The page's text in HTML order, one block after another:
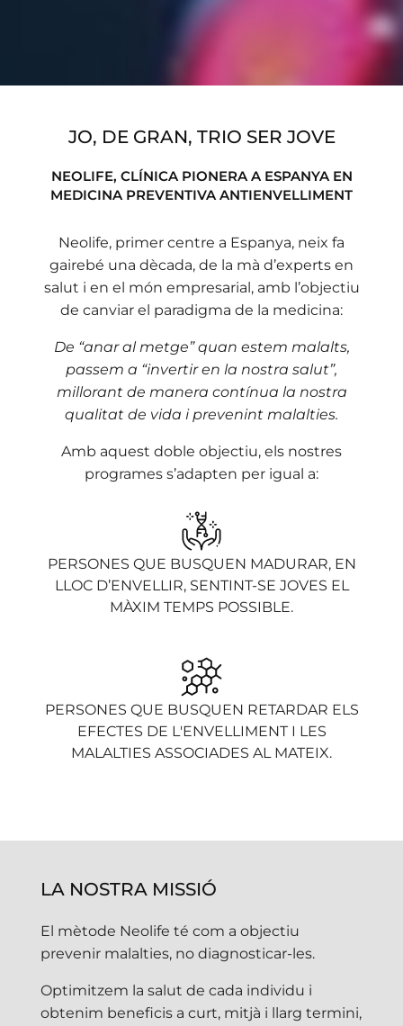
JO, DE GRAN, TRIO SER JOVE
NEOLIFE, CLÍNICA PIONERA A ESPANYA EN
MEDICINA PREVENTIVA ANTIENVELLIMENT
Neolife, primer centre a Espanya, neix fa
gairebé una dècada, de la mà d’experts en
salut i en el món empresarial, amb l’objectiu
de canviar el paradigma de la medicina:
De “anar al metge” quan estem malalts,
passem a “invertir en la nostra salut”,
millorant de manera contínua la nostra
qualitat de vida i prevenint malalties.
Amb aquest doble objectiu, els nostres
programes s’adapten per igual a:
PERSONES QUE BUSQUEN MADURAR, EN
LLOC D’ENVELLIR, SENTINT-SE JOVES EL
MÀXIM TEMPS POSSIBLE.
PERSONES QUE BUSQUEN RETARDAR ELS
EFECTES DE L'ENVELLIMENT I LES
MALALTIES ASSOCIADES AL MATEIX.
LA NOSTRA MISSIÓ
El mètode Neolife té com a objectiu
prevenir malalties, no diagnosticar-les.
Optimitzem la salut de cada individu i
obtenim beneficis a curt, mitjà i llarg termini,